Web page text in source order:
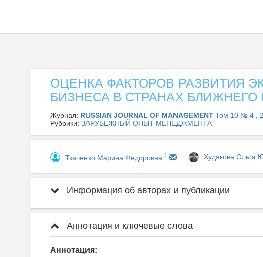
ОЦЕНКА ФАКТОРОВ РАЗВИТИЯ
БИЗНЕСА В СТРАНАХ БЛИЖНЕГО
Журнал: RUSSIAN JOURNAL OF MANAGEMENT Том 10 № 4 ,
Рубрики: ЗАРУБЕЖНЫЙ ОПЫТ МЕНЕДЖМЕНТА
Ткаченко Марина Федоровна 1 Худякова Ольга
Информация об авторах и публикации
Аннотация и ключевые слова
Аннотация: